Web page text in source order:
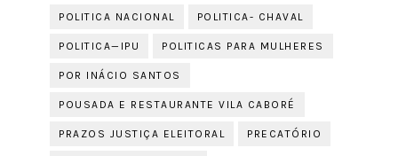
POLITICA NACIONAL POLITICA- CHAVAL
POLITICA—IPU POLITICAS PARA MULHERES
POR INÁCIO SANTOS
POUSADA E RESTAURANTE VILA CABORÉ
PRAZOS JUSTIÇA ELEITORAL PRECATÓRIO